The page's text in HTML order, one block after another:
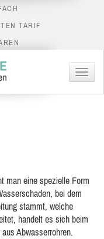
TARIF
Menü
man eine spezielle Form
bei dem
stammt, welche
handelt es sich beim
Abwasserrohren.